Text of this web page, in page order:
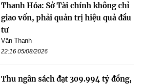
Thanh Hóa: Sở Tài chính không chỉ
giao vốn, phải quản trị hiệu quả đầu
tư
Văn Thanh
22:16 05/08/2026
Thu ngân sách đạt 309.994 tỷ đồng,